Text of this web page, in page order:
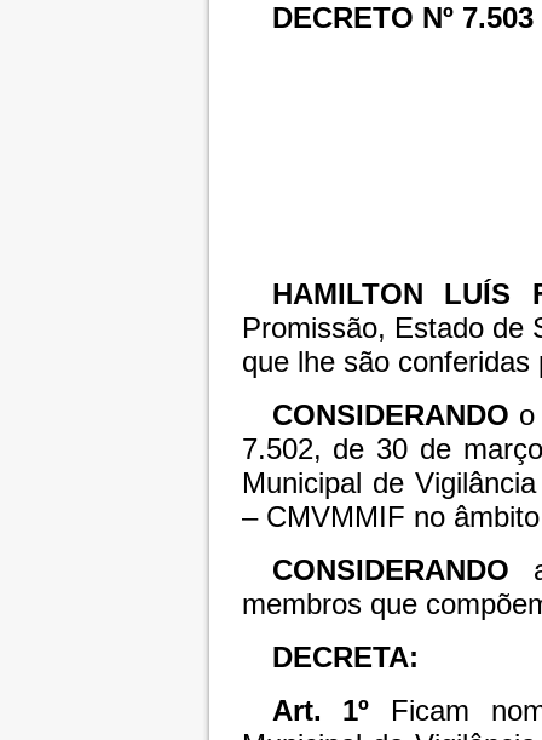
DECRETO Nº
HAMILTON LUÍS
Promissão, Estado de
que lhe são conferidas
CONSIDERANDO o
7.502, de 30 de
Municipal de
– CMVMMIF no
CONSIDERANDO
membros que
DECRETA:
Art. 1º Ficam